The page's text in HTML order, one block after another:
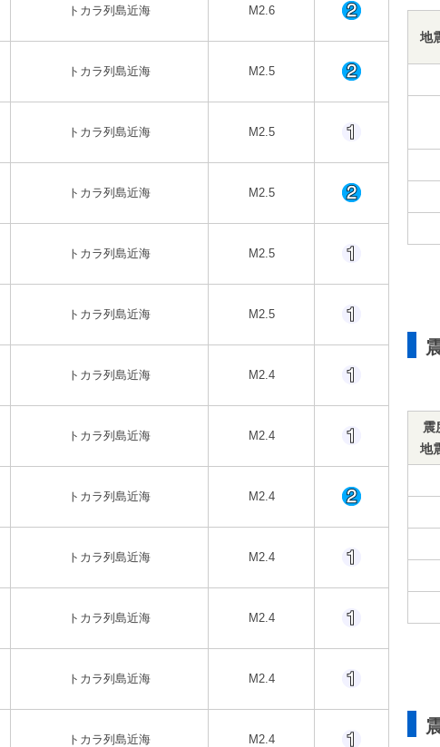
トカラ列島近海 M2.6
トカラ列島近海 M2.5
トカラ列島近海 M2.5
トカラ列島近海 M2.5
トカラ列島近海 M2.5
トカラ列島近海 M2.5
トカラ列島近海 M2.4
トカラ列島近海 M2.4
トカラ列島近海 M2.4
トカラ列島近海 M2.4
トカラ列島近海 M2.4
トカラ列島近海 M2.4
トカラ列島近海 M2.4
地
震
地